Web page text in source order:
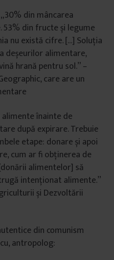
din mâncarea
53% din fructe și legume
nu există cifre. […] Soluția
deșeurilor alimentare,
hrană pentru sol.” –
care are un
înainte de
după expirare. Trebuie
etape: donare și apoi
cum ar fi obținerea de
alimentelor] să
intenționat alimente.”
și Dezvoltării
din comunism
antropolog: